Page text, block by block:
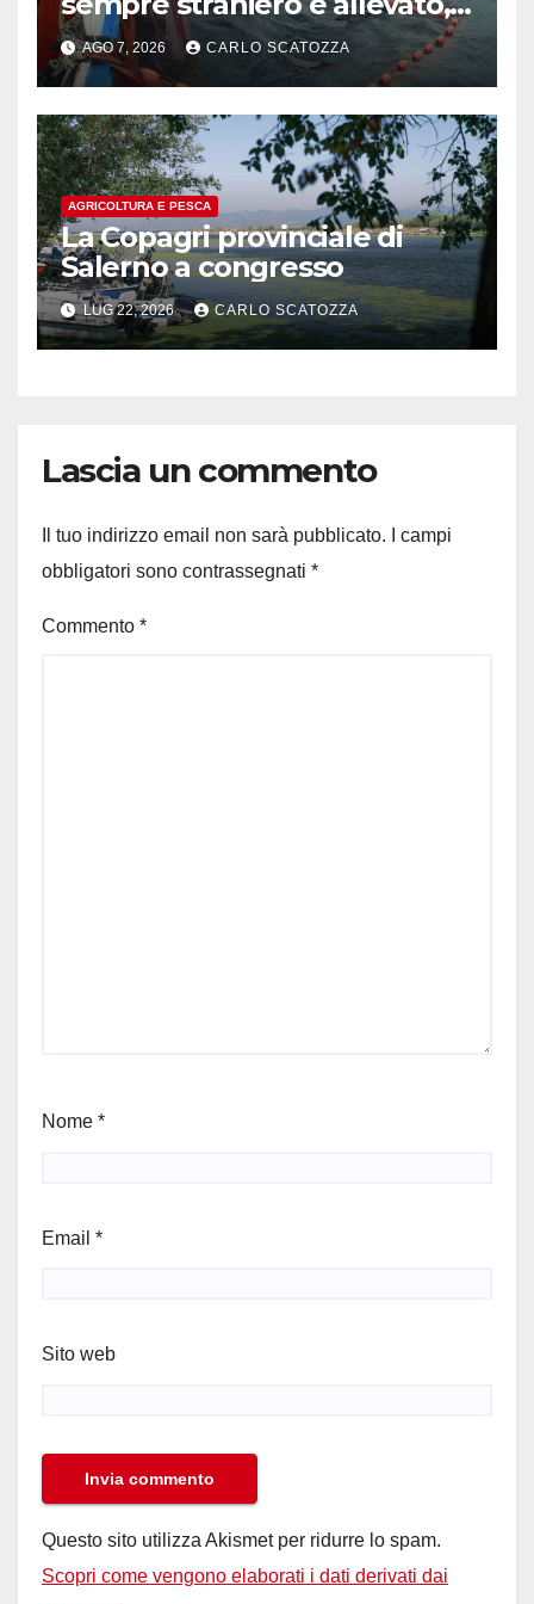
in sofferenza
AGO 7, 2026 CARLO SCATOZZA
AGRICOLTURA E PESCA
La Copagri provinciale di
Salerno a congresso
LUG 22, 2026 CARLO SCATOZZA
Lascia un commento
Il tuo indirizzo email non sarà pubblicato.
I campi
obbligatori sono contrassegnati *
Commento *
Nome *
Email *
Sito web
Questo sito utilizza Akismet per ridurre lo spam.
Scopri come vengono elaborati i dati derivati dai